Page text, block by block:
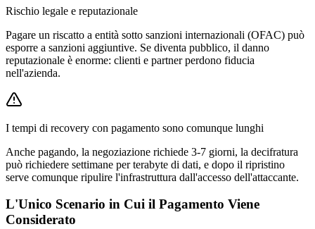
Rischio legale e reputazionale
Pagare un riscatto a entità sotto sanzioni internazionali (OFAC) può
esporre a sanzioni aggiuntive. Se diventa pubblico, il danno
reputazionale è enorme: clienti e partner perdono fiducia
nell'azienda.
I tempi di recovery con pagamento sono comunque lunghi
Anche pagando, la negoziazione richiede 3-7 giorni, la decifratura
può richiedere settimane per terabyte di dati, e dopo il ripristino
serve comunque ripulire l'infrastruttura dall'accesso dell'attaccante.
L'Unico Scenario in Cui il Pagamento Viene
Considerato